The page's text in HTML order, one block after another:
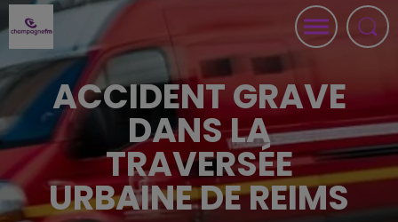
ACCIDENT GRAVE
DANS LA
TRAVERSÉE
URBAINE DE REIMS